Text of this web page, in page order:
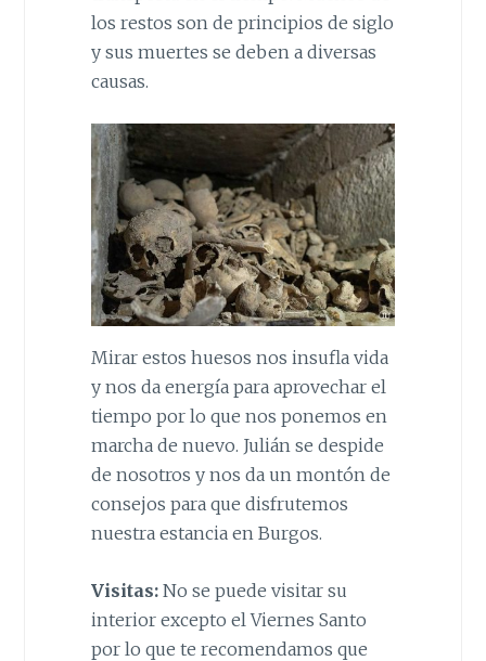
los restos son de principios de siglo
y sus muertes se deben a diversas
causas.
Mirar estos huesos nos insufla vida
y nos da energía para aprovechar el
tiempo por lo que nos ponemos en
marcha de nuevo. Julián se despide
de nosotros y nos da un montón de
consejos para que disfrutemos
nuestra estancia en Burgos.
Visitas: No se puede visitar su
interior excepto el Viernes Santo
por lo que te recomendamos que